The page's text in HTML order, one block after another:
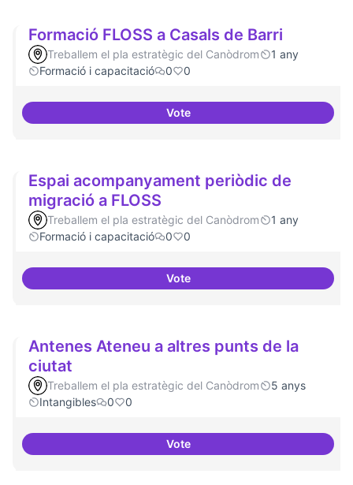
Formació FLOSS a Casals de Barri
Treballem el pla estratègic del Canòdrom
1 any
Formació i capacitació
0 0
VoteFormació FLOSS a Casals de
Espai acompanyament periòdic de
migració a FLOSS
Treballem el pla estratègic del Canòdrom
1 any
Formació i capacitació
0 0
VoteEspai acompanyament periòdic
Antenes Ateneu a altres punts de la
ciutat
Treballem el pla estratègic del Canòdrom
5 anys
Intangibles
0 0
VoteAntenes Ateneu a altres punts